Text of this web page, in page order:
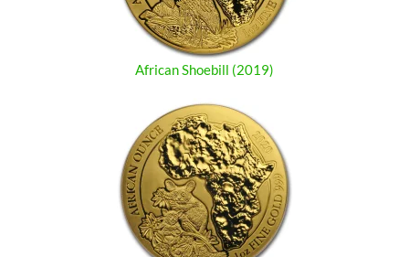
African Shoebill (2019)